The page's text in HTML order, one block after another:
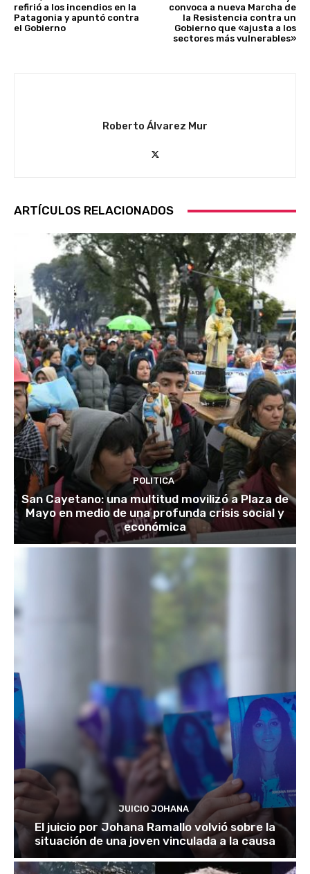
refirió a los incendios en la
Patagonia y apuntó contra
el Gobierno
convoca a nueva Marcha de
la Resistencia contra un
Gobierno que «ajusta a los
sectores más vulnerables»
Roberto Álvarez Mur
ARTÍCULOS RELACIONADOS
POLITICA
San Cayetano: una multitud movilizó a Plaza de
Mayo en medio de una profunda crisis social y
económica
JUICIO JOHANA
El juicio por Johana Ramallo volvió sobre la
situación de una joven vinculada a la causa